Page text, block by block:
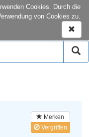
Cookies. Durch die
von Cookies zu.
+49 6151-16-22444
ein-/
Merken
Vergriffen